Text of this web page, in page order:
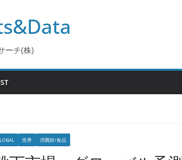
ーチ(株)
世界 消費財/食品